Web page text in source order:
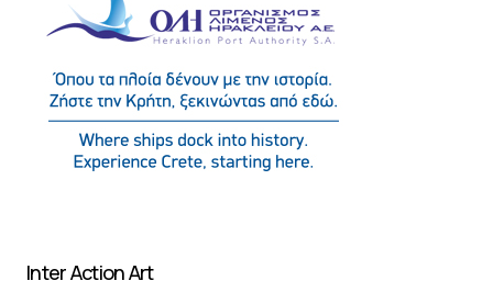
Inter Action Art